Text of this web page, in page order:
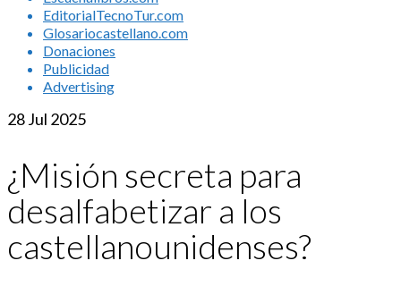
EditorialTecnoTur.com
Glosariocastellano.com
Donaciones
Publicidad
Advertising
28Jul 2025
¿Misión secreta para
desalfabetizar a los
castellanounidenses?